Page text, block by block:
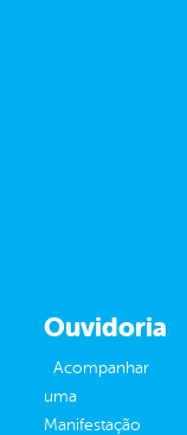
Ouvidoria
Acompanhar
uma
Manifestação